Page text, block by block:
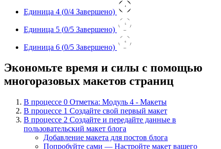
Единица 4 (0/4 Завершено)
4
Единица 5 (0/5 Завершено)
5
Единица 6 (0/5 Завершено)
6
Экономьте время и силы с помощью
многоразовых макетов страниц
В процессе 0 Отметка: Модуль 4 - Макеты
В процессе 1 Создайте свой первый макет
В процессе 2 Создайте и передайте данные в
пользовательский макет блога
Добавление макета для постов блога
Попробуйте сами — Настройте макет вашего